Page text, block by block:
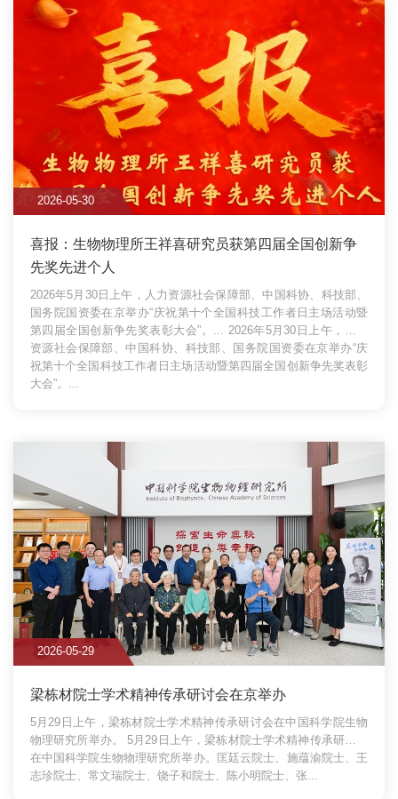
2026-05-30
喜报：生物物理所王祥喜研究员获第四届全国创新争
先奖先进个人
2026年5月30日上午，人力资源社会保障部、中国科协、科技部、
国务院国资委在京举办“庆祝第十个全国科技工作者日主场活动暨
第四届全国创新争先奖表彰大会”。...
2026年5月30日上午，人力
资源社会保障部、中国科协、科技部、国务院国资委在京举办“庆
祝第十个全国科技工作者日主场活动暨第四届全国创新争先奖表彰
大会”。...
2026-05-29
梁栋材院士学术精神传承研讨会在京举办
5月29日上午，梁栋材院士学术精神传承研讨会在中国科学院生物
物理研究所举办。
5月29日上午，梁栋材院士学术精神传承研讨会
在中国科学院生物物理研究所举办。匡廷云院士、施蕴渝院士、王
志珍院士、常文瑞院士、饶子和院士、陈小明院士、张...